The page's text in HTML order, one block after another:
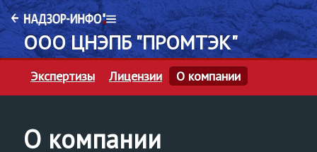
ООО ЦНЭПБ "ПРОМТЭК"
Экспертизы Лицензии О компании
О компании